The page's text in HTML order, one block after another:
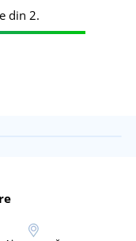
din 2.